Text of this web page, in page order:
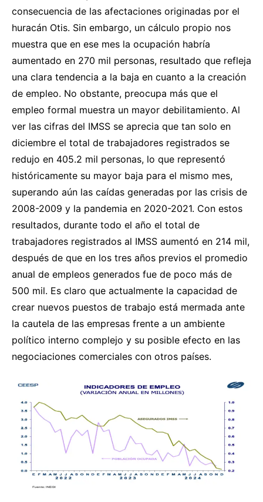
consecuencia de las afectaciones originadas por el
huracán Otis. Sin embargo, un cálculo propio nos
muestra que en ese mes la ocupación habría
aumentado en 270 mil personas, resultado que refleja
una clara tendencia a la baja en cuanto a la creación
de empleo. No obstante, preocupa más que el
empleo formal muestra un mayor debilitamiento. Al
ver las cifras del IMSS se aprecia que tan solo en
diciembre el total de trabajadores registrados se
redujo en 405.2 mil personas, lo que representó
históricamente su mayor baja para el mismo mes,
superando aún las caídas generadas por las crisis de
2008-2009 y la pandemia en 2020-2021. Con estos
resultados, durante todo el año el total de
trabajadores registrados al IMSS aumentó en 214 mil,
después de que en los tres años previos el promedio
anual de empleos generados fue de poco más de
500 mil. Es claro que actualmente la capacidad de
crear nuevos puestos de trabajo está mermada ante
la cautela de las empresas frente a un ambiente
político interno complejo y su posible efecto en las
negociaciones comerciales con otros países.